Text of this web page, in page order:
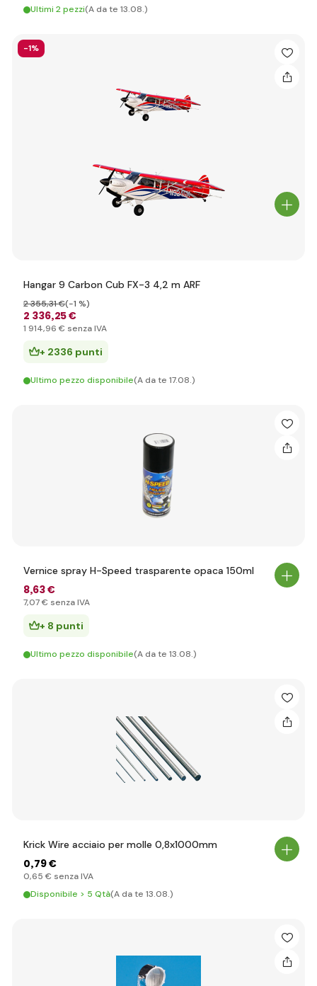
Ultimi 2 pezzi(A da te 13.08.)
-1%
Hangar 9 Carbon Cub FX-3 4,2 m ARF
2 336,25 €
2 355,31 €(-1 %)
1 914,96 € senza IVA
+ 2336 punti
Ultimo pezzo disponibile(A da te 17.08.)
Vernice spray H-Speed trasparente opaca 150ml
8,63 €
7,07 € senza IVA
+ 8 punti
Ultimo pezzo disponibile(A da te 13.08.)
Krick Wire acciaio per molle 0,8x1000mm
0,79 €
0,65 € senza IVA
Disponibile > 5 Qtà(A da te 13.08.)